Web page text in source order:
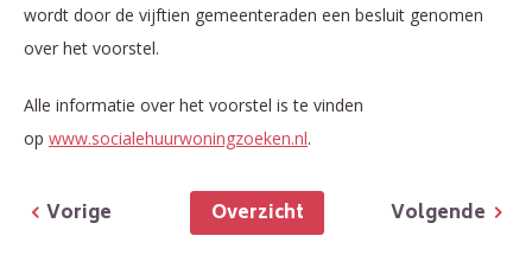
wordt door de vijftien gemeenteraden een besluit genomen
over het voorstel.
Alle informatie over het voorstel is te vinden
op www.socialehuurwoningzoeken.nl.
Volgende
Overzicht
Vorige